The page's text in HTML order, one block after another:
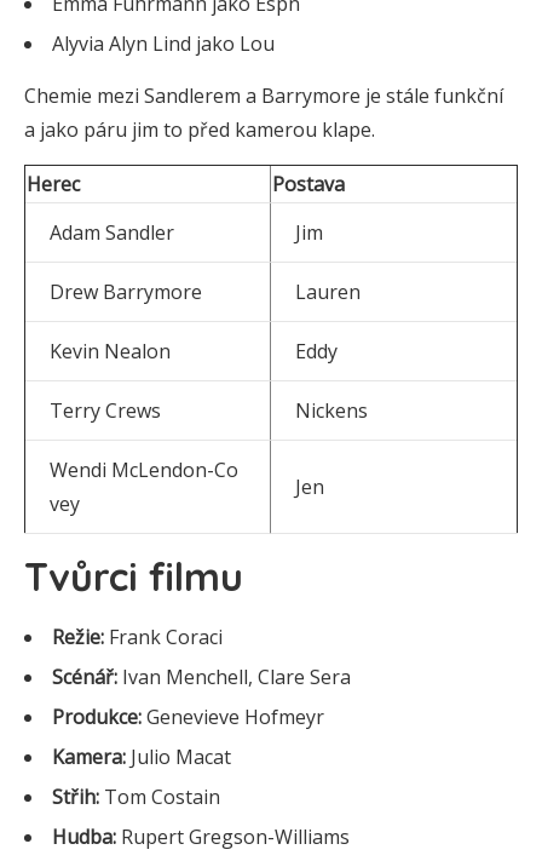
Alyvia Alyn Lind jako Lou
Chemie mezi Sandlerem a Barrymore je stále funkční
a jako páru jim to před kamerou klape.
Herec
Postava
Adam Sandler
Jim
Drew Barrymore Lauren
Kevin Nealon Eddy
Terry Crews Nickens
Wendi McLendon-Co
vey
Jen
Tvůrci filmu
Režie: Frank Coraci
Scénář: Ivan Menchell, Clare Sera
Produkce:Genevieve Hofmeyr
Kamera: Julio Macat
Střih: Tom Costain
Hudba: Rupert Gregson-Williams